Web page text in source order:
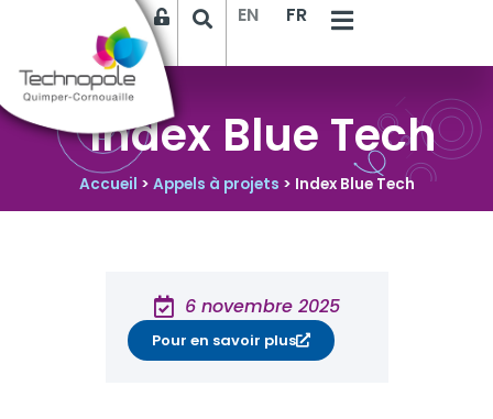
EN FR
Index Blue Tech
Accueil > Appels à projets > Index Blue Tech
6 novembre 2025
Pour en savoir plus